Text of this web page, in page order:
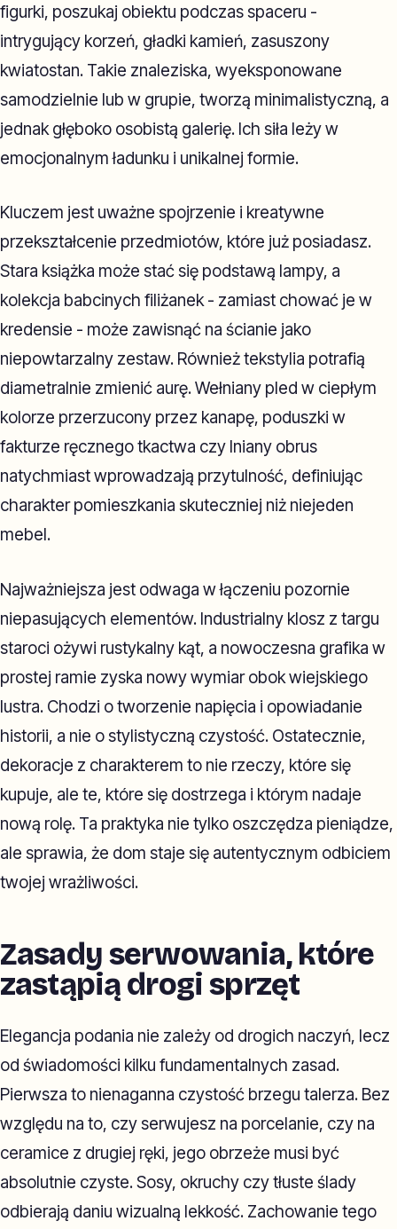
figurki, poszukaj obiektu podczas spaceru -
intrygujący korzeń, gładki kamień, zasuszony
kwiatostan. Takie znaleziska, wyeksponowane
samodzielnie lub w grupie, tworzą minimalistyczną, a
jednak głęboko osobistą galerię. Ich siła leży w
emocjonalnym ładunku i unikalnej formie.
Kluczem jest uważne spojrzenie i kreatywne
przekształcenie przedmiotów, które już posiadasz.
Stara książka może stać się podstawą lampy, a
kolekcja babcinych filiżanek - zamiast chować je w
kredensie - może zawisnąć na ścianie jako
niepowtarzalny zestaw. Również tekstylia potrafią
diametralnie zmienić aurę. Wełniany pled w ciepłym
kolorze przerzucony przez kanapę, poduszki w
fakturze ręcznego tkactwa czy lniany obrus
natychmiast wprowadzają przytulność, definiując
charakter pomieszkania skuteczniej niż niejeden
mebel.
Najważniejsza jest odwaga w łączeniu pozornie
niepasujących elementów. Industrialny klosz z targu
staroci ożywi rustykalny kąt, a nowoczesna grafika w
prostej ramie zyska nowy wymiar obok wiejskiego
lustra. Chodzi o tworzenie napięcia i opowiadanie
historii, a nie o stylistyczną czystość. Ostatecznie,
dekoracje z charakterem to nie rzeczy, które się
kupuje, ale te, które się dostrzega i którym nadaje
nową rolę. Ta praktyka nie tylko oszczędza pieniądze,
ale sprawia, że dom staje się autentycznym odbiciem
twojej wrażliwości.
Zasady serwowania, które
zastąpią drogi sprzęt
Elegancja podania nie zależy od drogich naczyń, lecz
od świadomości kilku fundamentalnych zasad.
Pierwsza to nienaganna czystość brzegu talerza. Bez
względu na to, czy serwujesz na porcelanie, czy na
ceramice z drugiej ręki, jego obrzeże musi być
absolutnie czyste. Sosy, okruchy czy tłuste ślady
odbierają daniu wizualną lekkość. Zachowanie tego